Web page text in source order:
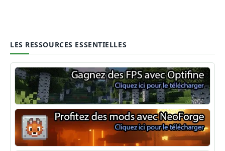
LES RESSOURCES ESSENTIELLES
Optifine
NeoForge